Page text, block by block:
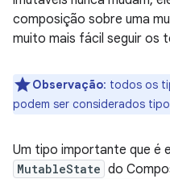
composição sobre uma
muito mais fácil seguir os
Observação: todos os
podem ser considerados
Um tipo importante que é
MutableState do